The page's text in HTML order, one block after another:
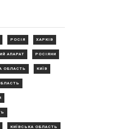
РОСІЯ ХАРКІВ
АПАРАТ РОСІЯНИ
ОБЛАСТЬ КИЇВ
КИЇВСЬКА ОБЛАСТЬ